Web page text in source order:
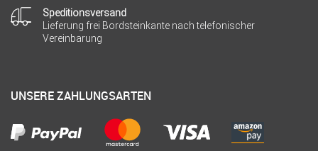
Speditionsversand
Lieferung frei Bordsteinkante nach telefonischer
Vereinbarung
UNSERE ZAHLUNGSARTEN